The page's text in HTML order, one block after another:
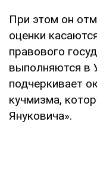
При этом он
оценки
правового
выполняются в
подчеркивает
кучмизма,
Януковича».